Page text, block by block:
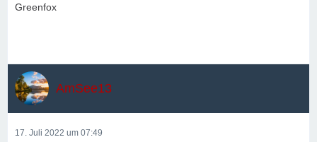
Greenfox
AmSee13
17. Juli 2022 um 07:49